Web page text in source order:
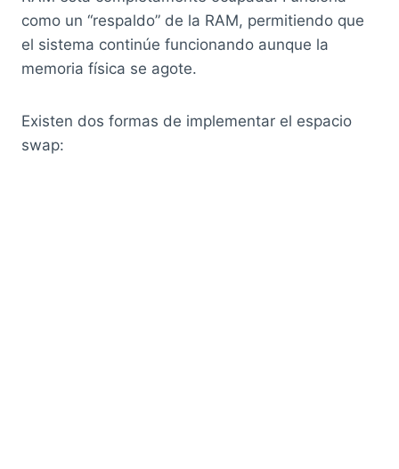
como un “respaldo” de la RAM, permitiendo que
el sistema continúe funcionando aunque la
memoria física se agote.
Existen dos formas de implementar el espacio
swap: